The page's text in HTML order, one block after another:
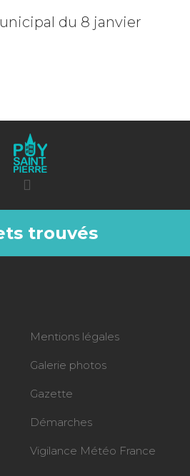
du 8 janvier
trouvés
Mentions légales
Galerie photos
Gazette
Démarches
Vigilance Météo France